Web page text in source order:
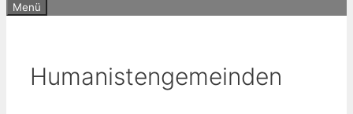
Menü
Humanistengemeinden